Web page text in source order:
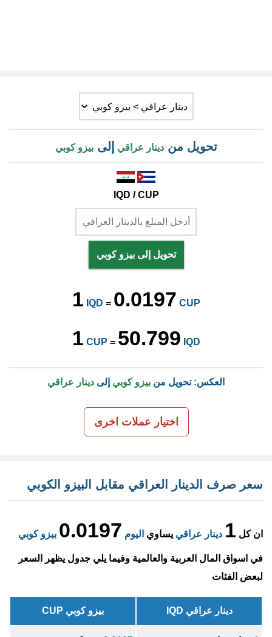
تحويل مندينار عراقي إلىبيزو كوبي
IQD / CUP
تحويل إلى بيزو كوبي
1 IQD = 0.0197 CUP
1 CUP = 50.799 IQD
العكس: تحويل من بيزو كوبي إلى دينار عراقي
اختيار عملات اخرى
سعر صرف الدينار العراقي مقابل البيزو الكوبي
ان كل 1 دينار عراقي يساوي اليوم 0.0197 بيزو كوبي
في اسواق المال العربية والعالمية وفيما يلي جدول يظهر السعر
لبعض الفئات
دينار عراقي IQD بيزو كوبي CUP